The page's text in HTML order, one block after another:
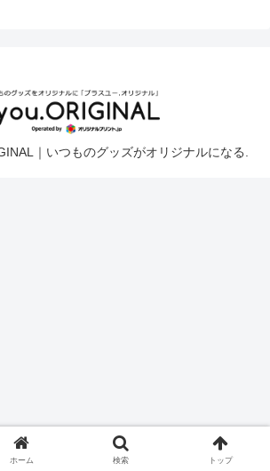
｜いつものグッズがオリジナルになる.
ホーム 検索 トップ